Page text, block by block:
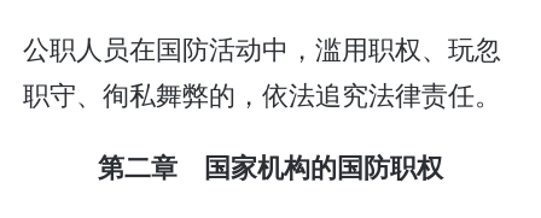
公职人员在国防活动中，滥用职权、玩忽
职守、徇私舞弊的，依法追究法律责任。
第二章 国家机构的国防职权